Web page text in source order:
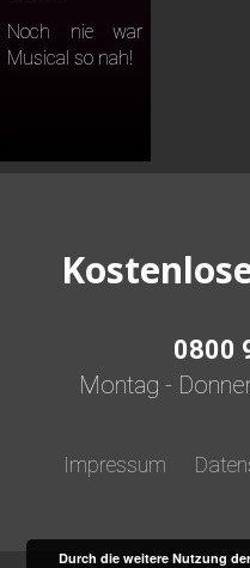
Noch nie war
Musical so nah!
0800
Montag -
Impressum
Durch die weitere Nutzung